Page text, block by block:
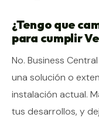
¿Tengo que
para cumplir
No. Business
una solución o
instalación actual.
tus desarrollos, y